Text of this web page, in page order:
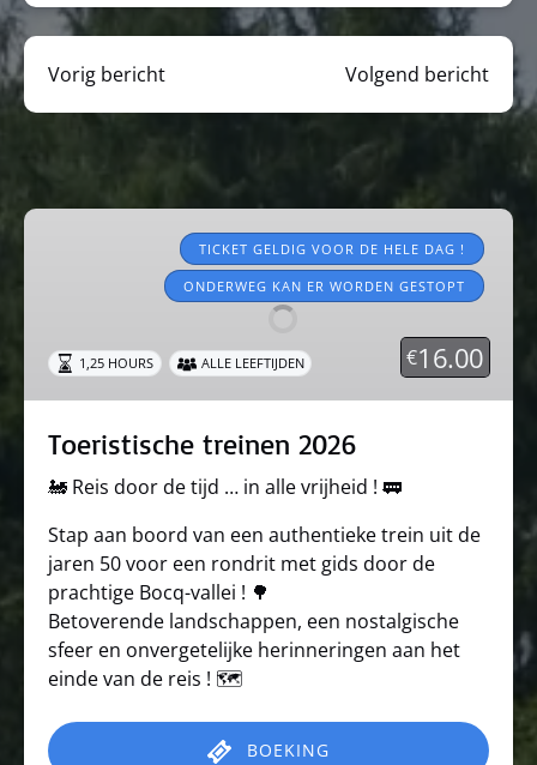
Vorig bericht Volgend bericht
Toeristische
TICKET GELDIG VOOR DE HELE DAG !
ONDERWEG KAN ER WORDEN GESTOPT
€16.00
1,25 HOURS ALLE LEEFTIJDEN
Toeristische treinen 2026
🚂 Reis door de tijd … in alle vrijheid ! 🚃
Stap aan boord van een authentieke trein uit de
jaren 50 voor een rondrit met gids door de
prachtige Bocq-vallei ! 🌳
Betoverende landschappen, een nostalgische
sfeer en onvergetelijke herinneringen aan het
einde van de reis ! 🗺️
BOEKING